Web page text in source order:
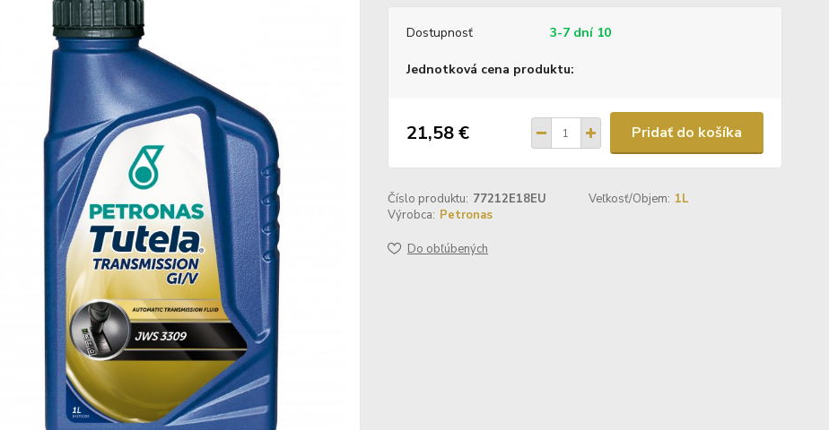
Dostupnosť 3-7 dní 10
Jednotková cena produktu:
21,58 € Pridať do košíka
Číslo produktu: 77212E18EU Veľkosť/Objem: 1L
Výrobca: Petronas
Do obľúbených